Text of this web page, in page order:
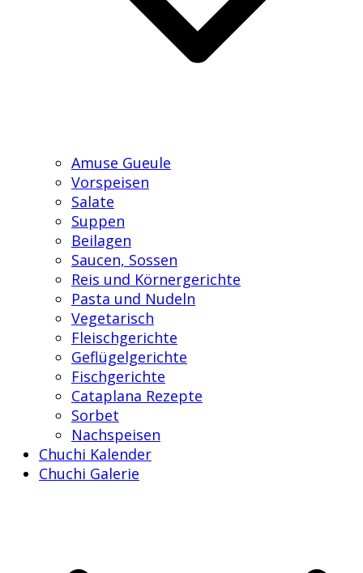
Amuse Gueule
Vorspeisen
Salate
Suppen
Beilagen
Saucen, Sossen
Reis und Körnergerichte
Pasta und Nudeln
Vegetarisch
Fleischgerichte
Geflügelgerichte
Fischgerichte
Cataplana Rezepte
Sorbet
Nachspeisen
Chuchi Kalender
Chuchi Galerie